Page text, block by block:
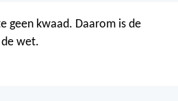
geen kwaad. Daarom is de
de wet.